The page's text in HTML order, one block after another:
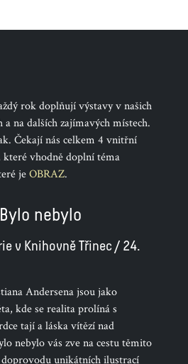
rok doplňují výstavy v našich
na dalších zajímavých místech.
Čekají nás celkem 4 vnitřní
vhodně doplní téma
jeOBRAZ.
nebylo
v Knihovně Třinec / 24.
Andersena jsou jako
kde se realita prolíná s
tají a láska vítězí nad
nebylo vás zve na cestu těmito
unikátních ilustrací